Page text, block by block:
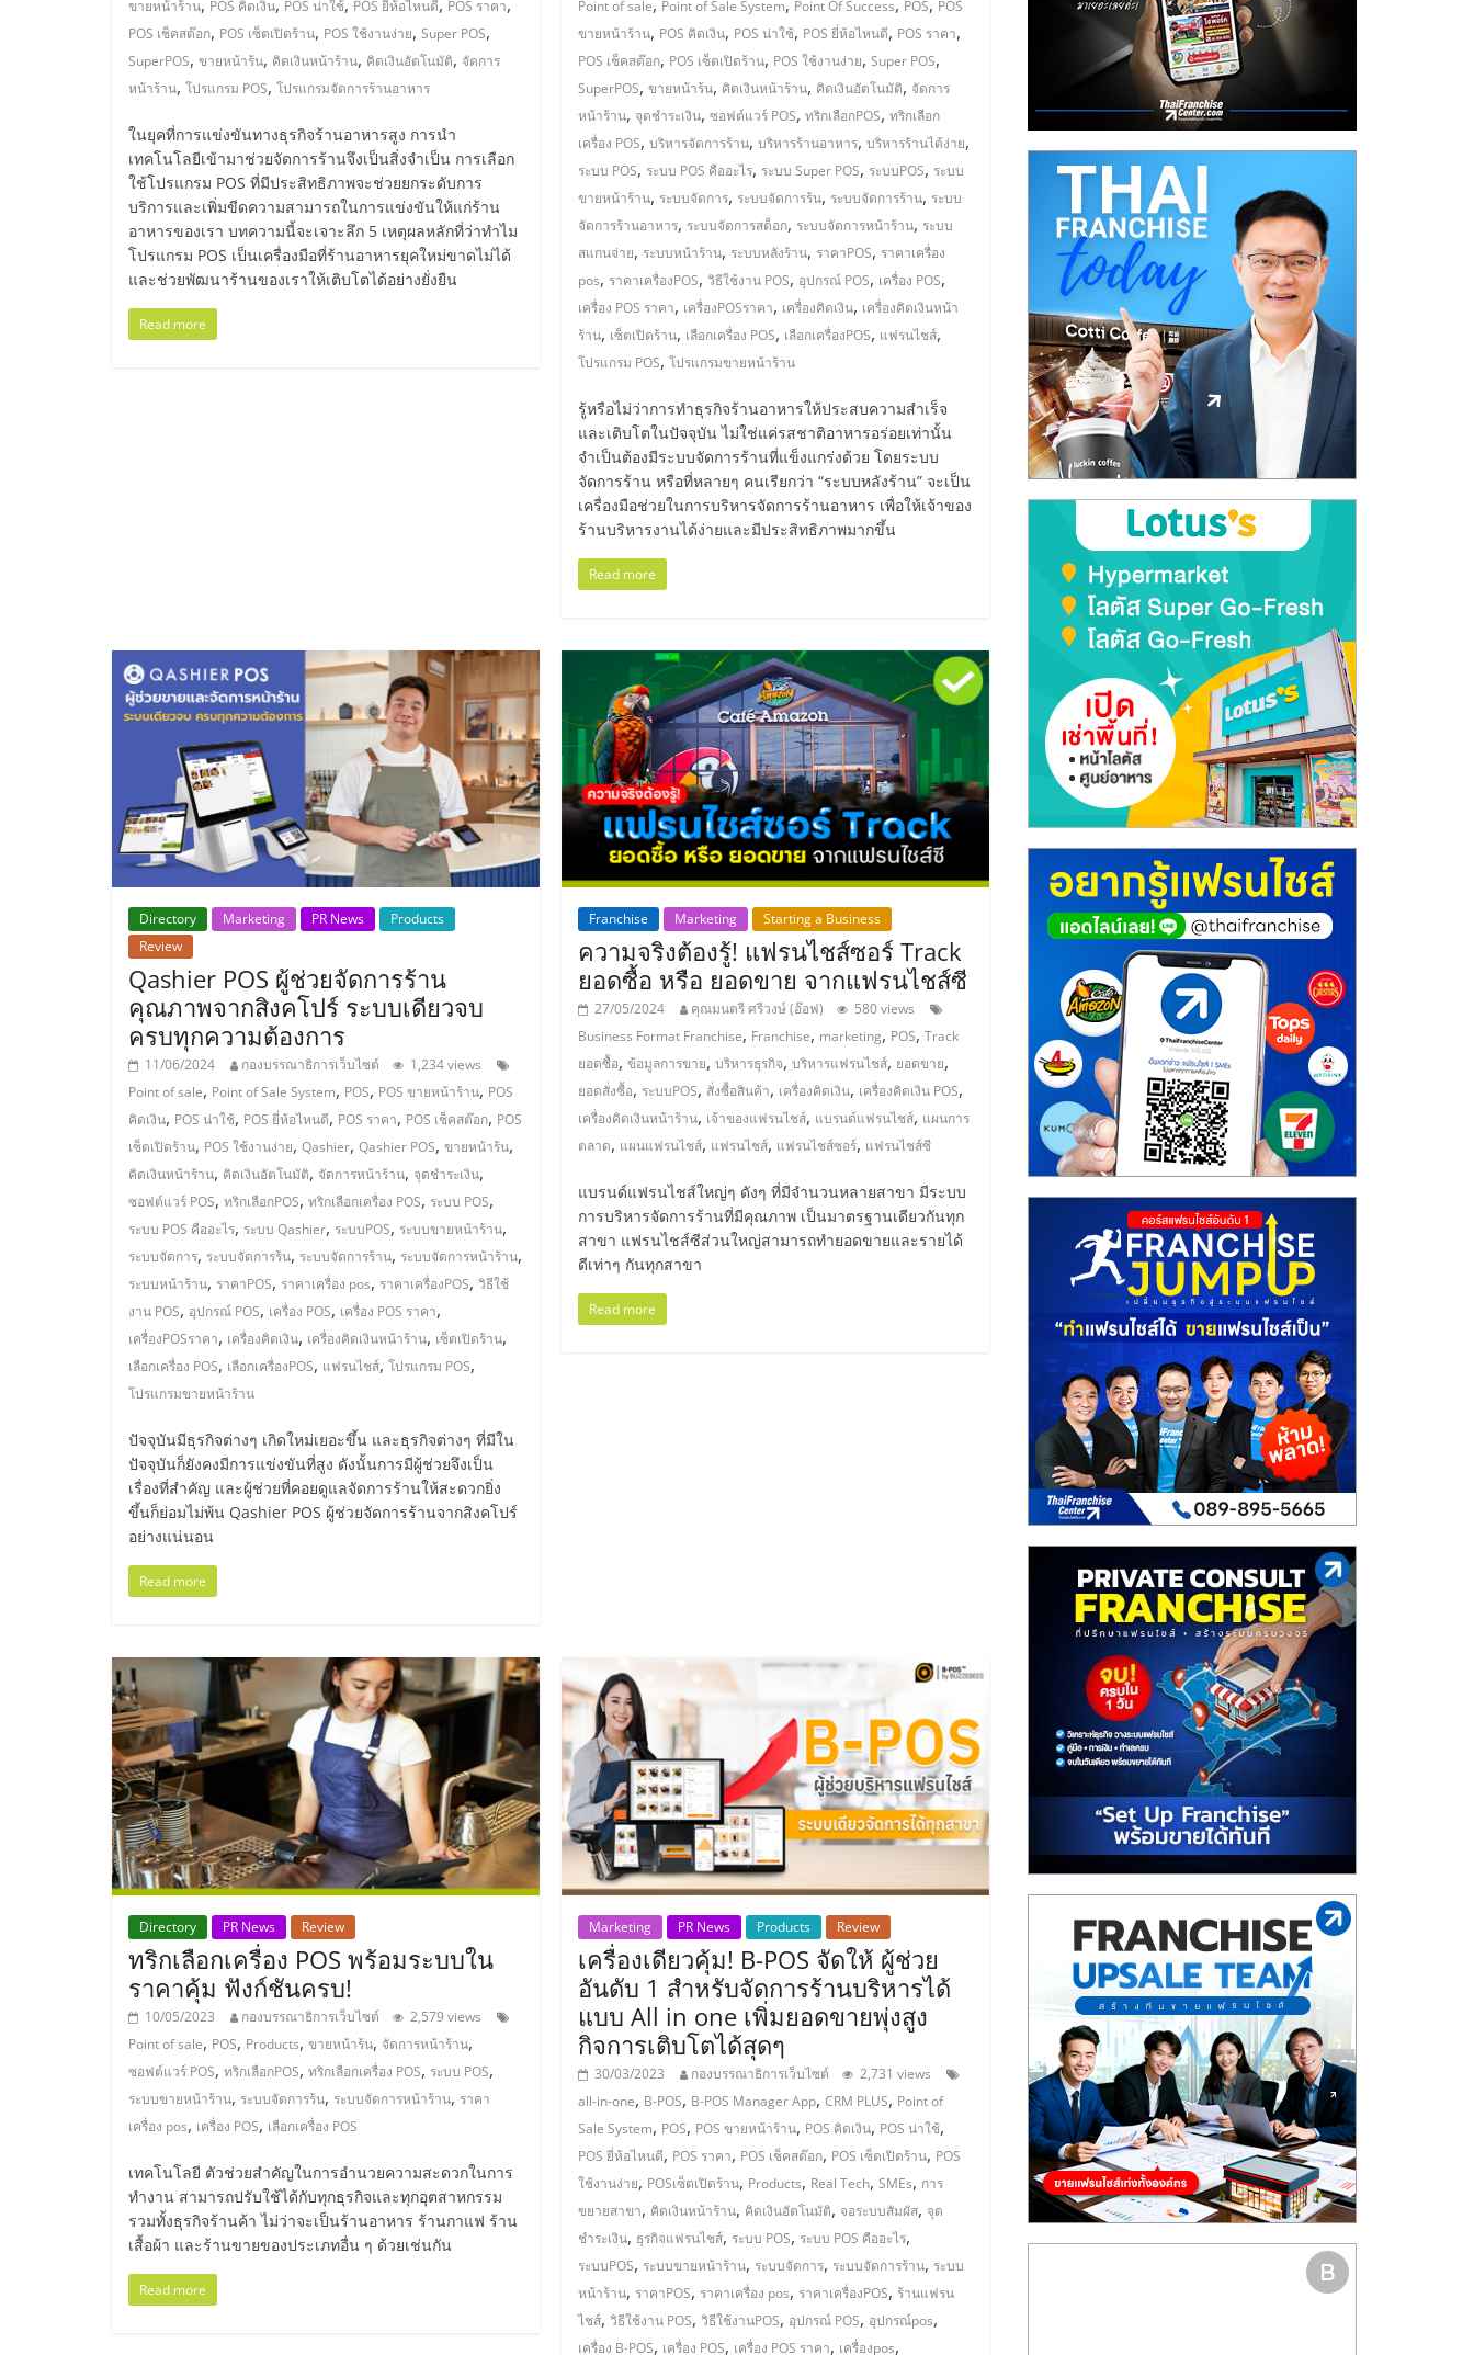
รวม
แฟ
รน
ไชส์
ขาย
แฟ
ขาย
หน้า
บ้าน
ลงทุน
น้อย
คืน
ทุน
ไว,
ที่
ปรึกษา
การ
ลงทุน
และ
ขยาย
สา
ขา
แฟ
รน
ไชส์,
ศูนย์
รวม
แฟ
รน
ไชส์
พร้อม
ทำเล
สำหรับ
เปิด
ขายหน้าร้าน POS คิดเงิน POS น่าใช้ POS ยี่ห้อไหนดี POS ราคา
POS เช็คสต๊อก, POS เซ็ตเปิดร้าน, POS ใช้งานง่าย, Super POS,
SuperPOS, ขายหน้าร้น, คิดเงินหน้าร้าน, คิดเงินอัตโนมัติ, จัดการ
หน้าร้าน, โปรแกรม POS, โปรแกรมจัดการร้านอาหาร
ในยุคที่การแข่งขันทางธุรกิจร้านอาหารสูง การนำ
เทคโนโลยีเข้ามาช่วยจัดการร้านจึงเป็นสิ่งจำเป็น การเลือก
ใช้โปรแกรม POS ที่มีประสิทธิภาพจะช่วยยกระดับการ
บริการและเพิ่มขีดความสามารถในการแข่งขันให้แก่ร้าน
อาหารของเรา บทความนี้จะเจาะลึก 5 เหตุผลหลักที่ว่าทำไม
โปรแกรม POS เป็นเครื่องมือที่ร้านอาหารยุคใหม่ขาดไม่ได้
และช่วยพัฒนาร้านของเราให้เติบโตได้อย่างยั่งยืน
Read more
Point of sale Point of Sale System Point Of Success POS POS
ขายหน้าร้าน, POS คิดเงิน, POS น่าใช้, POS ยี่ห้อไหนดี, POS ราคา,
POS เช็คสต๊อก, POS เซ็ตเปิดร้าน, POS ใช้งานง่าย,Super POS,
SuperPOS,ขายหน้าร้น, คิดเงินหน้าร้าน, คิดเงินอัตโนมัติ, จัดการ
หน้าร้าน, จุดชำระเงิน,ซอฟต์แวร์ POS,ทริกเลือกPOS,ทริกเลือก
เครื่อง POS,บริหารจัดการร้าน,บริหารร้านอาหาร,บริหารร้านได้ง่าย,
ระบบ POS, ระบบ POS คืออะไร, ระบบ Super POS, ระบบPOS, ระบบ
ขายหน้าร้าน, ระบบจัดการ, ระบบจัดการร้น, ระบบจัดการร้าน, ระบบ
จัดการร้านอาหาร, ระบบจัดการสต็อก, ระบบจัดการหน้าร้าน, ระบบ
สแกนจ่าย, ระบบหน้าร้าน, ระบบหลังร้าน, ราคาPOS, ราคาเครื่อง
pos, ราคาเครื่องPOS,วิธีใช้งาน POS, อุปกรณ์ POS, เครื่อง POS,
เครื่อง POS ราคา, เครื่องPOSราคา, เครื่องคิดเงิน, เครื่องคิดเงินหน้า
ร้าน, เซ็ตเปิดร้าน, เลือกเครื่อง POS, เลือกเครื่องPOS, แฟรนไชส์,
โปรแกรม POS,โปรแกรมขายหน้าร้าน
รู้หรือไม่ว่าการทำธุรกิจร้านอาหารให้ประสบความสำเร็จ
และเติบโตในปัจจุบัน ไม่ใช่แค่รสชาติอาหารอร่อยเท่านั้น
จำเป็นต้องมีระบบจัดการร้านที่แข็งแกร่งด้วย โดยระบบ
จัดการร้าน หรือที่หลายๆ คนเรียกว่า “ระบบหลังร้าน” จะเป็น
เครื่องมือช่วยในการบริหารจัดการร้านอาหาร เพื่อให้เจ้าของ
ร้านบริหารงานได้ง่ายและมีประสิทธิภาพมากขึ้น
Read more
Directory Marketing PR News
Products
Review
Qashier POS ผู้ช่วยจัดการร้าน
คุณภาพจากสิงคโปร์ ระบบเดียวจบ
ครบทุกความต้องการ
11/06/2024 กองบรรณาธิการเว็บไซต์
1,234 views
Point of sale, Point of Sale System, POS, POS ขายหน้าร้าน, POS
คิดเงิน, POS น่าใช้, POS ยี่ห้อไหนดี, POS ราคา, POS เช็คสต๊อก, POS
เซ็ตเปิดร้าน, POS ใช้งานง่าย, Qashier, Qashier POS, ขายหน้าร้น,
คิดเงินหน้าร้าน, คิดเงินอัตโนมัติ, จัดการหน้าร้าน, จุดชำระเงิน,
ซอฟต์แวร์ POS, ทริกเลือกPOS, ทริกเลือกเครื่อง POS, ระบบ POS,
ระบบ POS คืออะไร, ระบบ Qashier, ระบบPOS, ระบบขายหน้าร้าน,
ระบบจัดการ, ระบบจัดการร้น, ระบบจัดการร้าน, ระบบจัดการหน้าร้าน,
ระบบหน้าร้าน, ราคาPOS, ราคาเครื่อง pos, ราคาเครื่องPOS, วิธีใช้
งาน POS, อุปกรณ์ POS, เครื่อง POS, เครื่อง POS ราคา,
เครื่องPOSราคา, เครื่องคิดเงิน, เครื่องคิดเงินหน้าร้าน, เซ็ตเปิดร้าน,
เลือกเครื่อง POS, เลือกเครื่องPOS, แฟรนไชส์, โปรแกรม POS,
โปรแกรมขายหน้าร้าน
ปัจจุบันมีธุรกิจต่างๆ เกิดใหม่เยอะขึ้น และธุรกิจต่างๆ ที่มีใน
ปัจจุบันก็ยังคงมีการแข่งขันที่สูง ดังนั้นการมีผู้ช่วยจึงเป็น
เรื่องที่สำคัญ และผู้ช่วยที่คอยดูแลจัดการร้านให้สะดวกยิ่ง
ขึ้นก็ย่อมไม่พ้น Qashier POS ผู้ช่วยจัดการร้านจากสิงคโปร์
อย่างแน่นอน
Read more
Franchise Marketing Starting a Business
ความจริงต้องรู้! แฟรนไชส์ซอร์ Track
ยอดซื้อ หรือ ยอดขาย จากแฟรนไชส์ซี
27/05/2024 คุณมนตรี ศรีวงษ์ (อ๊อฟ)
580 views
Business Format Franchise, Franchise, marketing, POS,Track
ยอดซื้อ,ข้อมูลการขาย,บริหารธุรกิจ,บริหารแฟรนไชส์, ยอดขาย,
ยอดสั่งซื้อ, ระบบPOS, สั่งซื้อสินค้า, เครื่องคิดเงิน, เครื่องคิดเงิน POS,
เครื่องคิดเงินหน้าร้าน, เจ้าของแฟรนไชส์, แบรนด์แฟรนไชส์, แผนการ
ตลาด, แผนแฟรนไชส์, แฟรนไชส์, แฟรนไชส์ซอร์, แฟรนไชส์ซี
แบรนด์แฟรนไชส์ใหญ่ๆ ดังๆ ที่มีจำนวนหลายสาขา มีระบบ
การบริหารจัดการร้านที่มีคุณภาพ เป็นมาตรฐานเดียวกันทุก
สาขา แฟรนไชส์ซีส่วนใหญ่สามารถทำยอดขายและรายได้
ดีเท่าๆ กันทุกสาขา
Read more
Directory PR News Review
ทริกเลือกเครื่อง POS พร้อมระบบใน
ราคาคุ้ม ฟังก์ชันครบ!
10/05/2023 กองบรรณาธิการเว็บไซต์
2,579 views
Point of sale, POS, Products, ขายหน้าร้น, จัดการหน้าร้าน,
ซอฟต์แวร์ POS, ทริกเลือกPOS, ทริกเลือกเครื่อง POS, ระบบ POS,
ระบบขายหน้าร้าน, ระบบจัดการร้น, ระบบจัดการหน้าร้าน, ราคา
เครื่อง pos, เครื่อง POS, เลือกเครื่อง POS
เทคโนโลยี ตัวช่วยสำคัญในการอำนวยความสะดวกในการ
ทำงาน สามารถปรับใช้ได้กับทุกธุรกิจและทุกอุตสาหกรรม
รวมทั้งธุรกิจร้านค้า ไม่ว่าจะเป็นร้านอาหาร ร้านกาแฟ ร้าน
เสื้อผ้า และร้านขายของประเภทอื่น ๆ ด้วยเช่นกัน
Read more
Marketing PR News Products Review
เครื่องเดียวคุ้ม! B-POS จัดให้ ผู้ช่วย
อันดับ 1 สำหรับจัดการร้านบริหารได้
แบบ All in one เพิ่มยอดขายพุ่งสูง
กิจการเติบโตได้สุดๆ
30/03/2023 กองบรรณาธิการเว็บไซต์
2,731 views
all-in-one, B-POS, B-POS Manager App,CRM PLUS, Point of
Sale System, POS, POS ขายหน้าร้าน, POS คิดเงิน, POS น่าใช้,
POS ยี่ห้อไหนดี, POS ราคา, POS เช็คสต๊อก, POS เซ็ตเปิดร้าน, POS
ใช้งานง่าย, POSเซ็ตเปิดร้าน, Products, Real Tech,SMEs, การ
ขยายสาขา, คิดเงินหน้าร้าน, คิดเงินอัตโนมัติ, จอระบบสัมผัส, จุด
ชำระเงิน, ธุรกิจแฟรนไชส์, ระบบ POS, ระบบ POS คืออะไร,
ระบบPOS, ระบบขายหน้าร้าน, ระบบจัดการ, ระบบจัดการร้าน, ระบบ
หน้าร้าน, ราคาPOS, ราคาเครื่อง pos, ราคาเครื่องPOS, ร้านแฟรน
ไชส์,วิธีใช้งาน POS,วิธีใช้งานPOS, อุปกรณ์ POS, อุปกรณ์pos,
เครื่อง B-POS, เครื่อง POS, เครื่อง POS ราคา, เครื่องpos,